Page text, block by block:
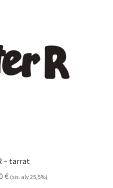
– tarrat
€Hintaluokka:
(sis. alv 25,5%)